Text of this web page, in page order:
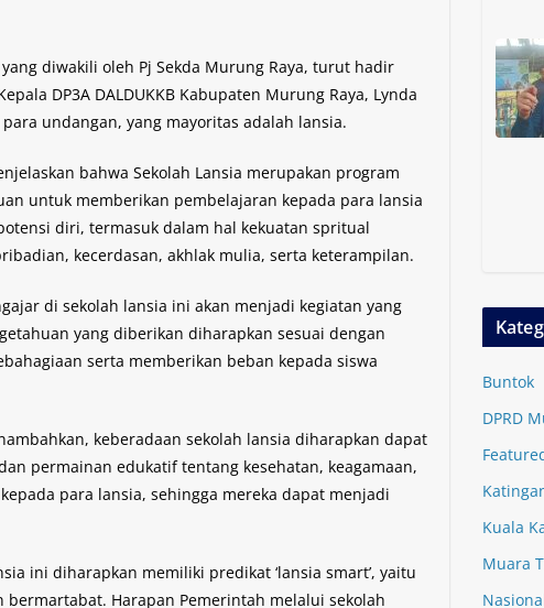
diwakili oleh Pj Sekda Murung Raya, turut hadir
DP3A DALDUKKB Kabupaten Murung Raya, Lynda
undangan, yang mayoritas adalah lansia.
bahwa Sekolah Lansia merupakan program
untuk memberikan pembelajaran kepada para lansia
diri, termasuk dalam hal kekuatan spritual
kecerdasan, akhlak mulia, serta keterampilan.
di sekolah lansia ini akan menjadi kegiatan yang
yang diberikan diharapkan sesuai dengan
serta memberikan beban kepada siswa
keberadaan sekolah lansia diharapkan dapat
permainan edukatif tentang kesehatan, keagamaan,
para lansia, sehingga mereka dapat menjadi
ini diharapkan memiliki predikat ‘lansia smart’, yaitu
Harapan Pemerintah melalui sekolah
Buntok
DPRD
Kuala
Muara